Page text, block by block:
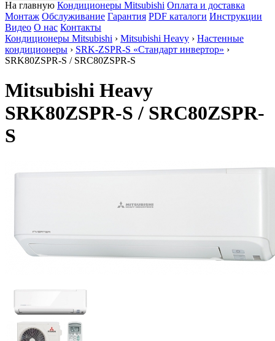
На главную Кондиционеры Mitsubishi Оплата и доставка
Монтаж Обслуживание Гарантия PDF каталоги Инструкции
Видео О нас Контакты
Кондиционеры Mitsubishi › Mitsubishi Heavy › Настенные
кондиционеры › SRK-ZSPR-S «Стандарт инвертор» ›
SRK80ZSPR-S / SRC80ZSPR-S
Mitsubishi Heavy
SRK80ZSPR-S / SRC80ZSPR-
S